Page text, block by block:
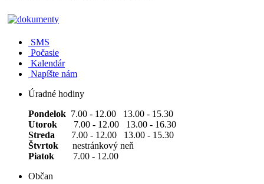
SMS
Počasie
Kalendár
Napíšte nám
Úradné hodiny
Pondelok 7.00 - 12.00 13.00 - 15.30
Utorok
7.00 - 12.00 13.00 - 16.30
Streda 7.00 - 12.00 13.00 - 15.30
Štvrtok
nestránkový neň
Piatok 7.00 - 12.00
Občan